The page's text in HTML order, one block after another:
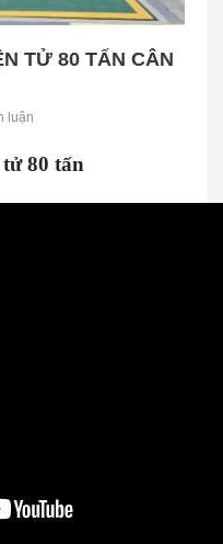
TỬ 80 TẤN CÂN
luận
80 tấn